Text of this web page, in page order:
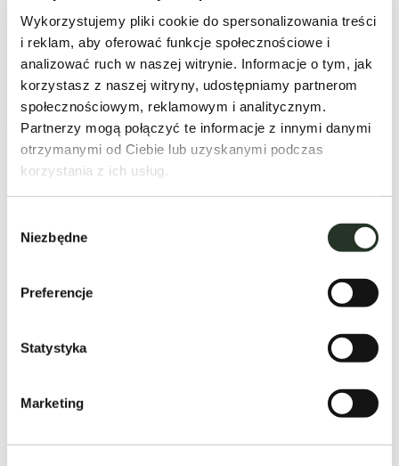
Wykorzystujemy pliki cookie do spersonalizowania treści
i reklam, aby oferować funkcje społecznościowe i
analizować ruch w naszej witrynie. Informacje o tym, jak
korzystasz z naszej witryny, udostępniamy partnerom
społecznościowym, reklamowym i analitycznym.
Partnerzy mogą połączyć te informacje z innymi danymi
otrzymanymi od Ciebie lub uzyskanymi podczas
korzystania z ich usług.
zgody
Niezbędne
Preferencje
Statystyka
Marketing
2 lokalizacje
Prandocin Iły,
Niegardów
40 000 m²
25
10
kilkanaście
3
1
2
arrow_forward_ios